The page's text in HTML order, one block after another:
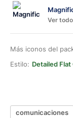
Ver
Más iconos del
Estilo: Detailed
comunicaciones